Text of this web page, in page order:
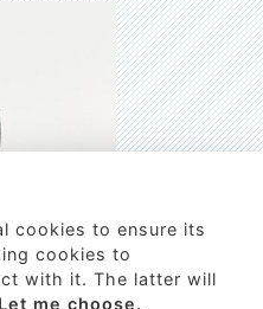
(NEMS) FTIR analyzátor
cookies to ensure its
cookies to
with it. The latter will
Let me choose.